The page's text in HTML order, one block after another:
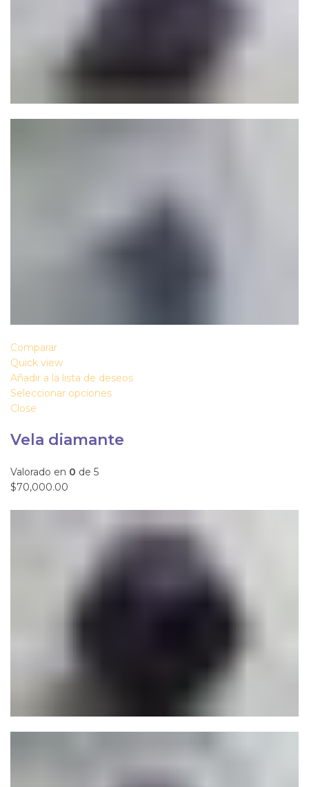
Comparar
Quick view
Añadir a la lista de deseos
Seleccionar opciones
Close
Vela diamante
Valorado en 0 de 5
$70,000.00